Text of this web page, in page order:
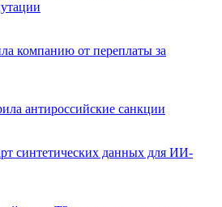
компанию от переплаты за
антироссийские санкции
синтетических данных для ИИ-